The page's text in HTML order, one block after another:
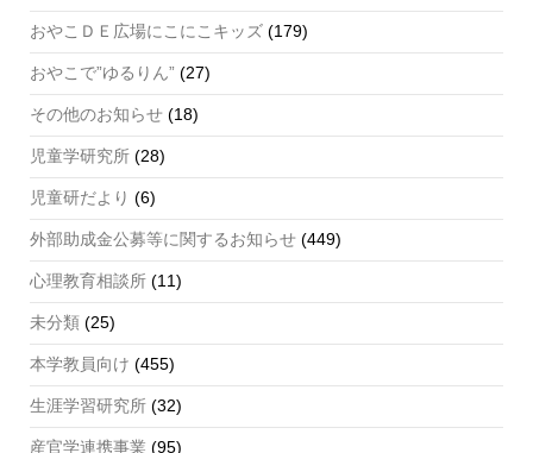
n
el
おやこＤＥ広場にこにこキッズ (179)
おやこで”ゆるりん” (27)
その他のお知らせ (18)
児童学研究所 (28)
児童研だより (6)
外部助成金公募等に関するお知らせ (449)
心理教育相談所 (11)
未分類 (25)
本学教員向け (455)
生涯学習研究所 (32)
産官学連携事業 (95)